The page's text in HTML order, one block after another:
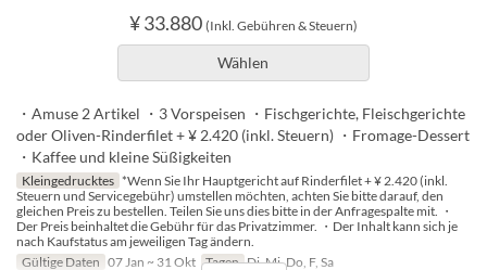
¥ 33.880 (Inkl. Gebühren & Steuern)
Wählen
・Amuse 2 Artikel ・3 Vorspeisen ・Fischgerichte, Fleischgerichte
oder Oliven-Rinderfilet + ¥ 2.420 (inkl. Steuern) ・Fromage-Dessert
・Kaffee und kleine Süßigkeiten
Kleingedrucktes *Wenn Sie Ihr Hauptgericht auf Rinderfilet + ¥ 2.420 (inkl.
Steuern und Servicegebühr) umstellen möchten, achten Sie bitte darauf, den
gleichen Preis zu bestellen. Teilen Sie uns dies bitte in der Anfragespalte mit. ・
Der Preis beinhaltet die Gebühr für das Privatzimmer. ・Der Inhalt kann sich je
nach Kaufstatus am jeweiligen Tag ändern.
Gültige Daten 07 Jan ~ 31 Okt Tagen Di, Mi, Do, F, Sa